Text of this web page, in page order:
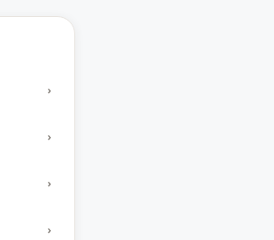
›
›
›
›